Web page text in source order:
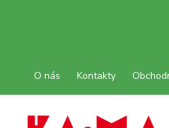
O nás Kontakty